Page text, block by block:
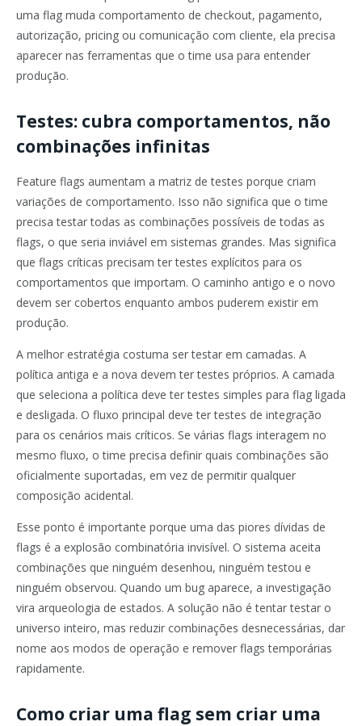
uma flag muda comportamento de checkout, pagamento,
autorização, pricing ou comunicação com cliente, ela precisa
aparecer nas ferramentas que o time usa para entender
produção.
Testes: cubra comportamentos, não
combinações infinitas
Feature flags aumentam a matriz de testes porque criam
variações de comportamento. Isso não significa que o time
precisa testar todas as combinações possíveis de todas as
flags, o que seria inviável em sistemas grandes. Mas significa
que flags críticas precisam ter testes explícitos para os
comportamentos que importam. O caminho antigo e o novo
devem ser cobertos enquanto ambos puderem existir em
produção.
A melhor estratégia costuma ser testar em camadas. A
política antiga e a nova devem ter testes próprios. A camada
que seleciona a política deve ter testes simples para flag ligada
e desligada. O fluxo principal deve ter testes de integração
para os cenários mais críticos. Se várias flags interagem no
mesmo fluxo, o time precisa definir quais combinações são
oficialmente suportadas, em vez de permitir qualquer
composição acidental.
Esse ponto é importante porque uma das piores dívidas de
flags é a explosão combinatória invisível. O sistema aceita
combinações que ninguém desenhou, ninguém testou e
ninguém observou. Quando um bug aparece, a investigação
vira arqueologia de estados. A solução não é tentar testar o
universo inteiro, mas reduzir combinações desnecessárias, dar
nome aos modos de operação e remover flags temporárias
rapidamente.
Como criar uma flag sem criar uma